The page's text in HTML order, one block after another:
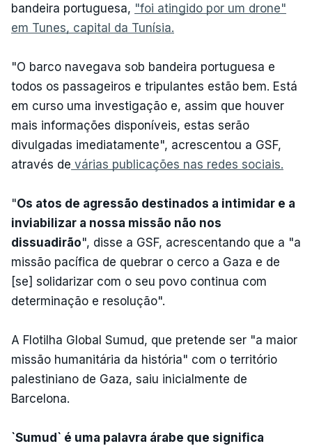
bandeira portuguesa, "foi atingido por um drone"
em Tunes, capital da Tunísia.
"O barco navegava sob bandeira portuguesa e
todos os passageiros e tripulantes estão bem. Está
em curso uma investigação e, assim que houver
mais informações disponíveis, estas serão
divulgadas imediatamente", acrescentou a GSF,
através de várias publicações nas redes sociais.
"Os atos de agressão destinados a intimidar e a
inviabilizar a nossa missão não nos
dissuadirão", disse a GSF, acrescentando que a "a
missão pacífica de quebrar o cerco a Gaza e de
[se] solidarizar com o seu povo continua com
determinação e resolução".
A Flotilha Global Sumud, que pretende ser "a maior
missão humanitária da história" com o território
palestiniano de Gaza, saiu inicialmente de
Barcelona.
`Sumud` é uma palavra árabe que significa